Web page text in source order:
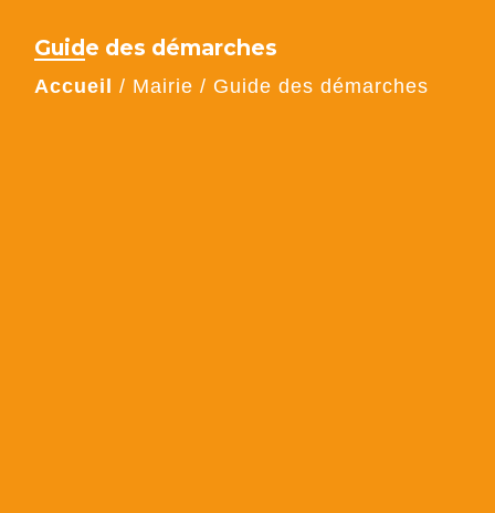
Guide des démarches
Accueil / Mairie / Guide des démarches